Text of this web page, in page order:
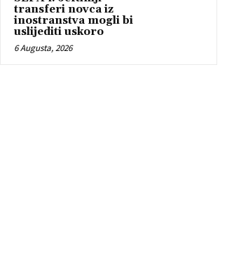
transferi novca iz
inostranstva mogli bi
uslijediti uskoro
6 Augusta, 2026